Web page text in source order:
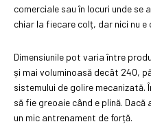
comerciale sau în locuri unde se
chiar la fiecare colț, dar nici nu e
Dimensiunile pot varia între
și mai voluminoasă decât 240,
sistemului de golire mecanizată.
să fie greoaie când e plină.
un mic antrenament de forță.